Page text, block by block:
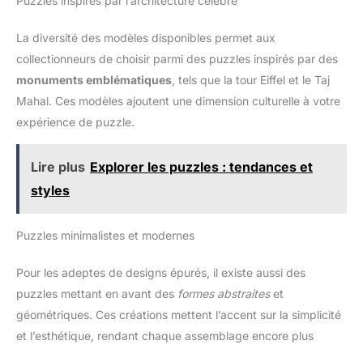
La diversité des modèles disponibles permet aux
collectionneurs de choisir parmi des puzzles inspirés par des
monuments emblématiques, tels que la tour Eiffel et le Taj
Mahal. Ces modèles ajoutent une dimension culturelle à votre
expérience de puzzle.
Lire plus Explorer les puzzles : tendances et
styles
Puzzles minimalistes et modernes
Pour les adeptes de designs épurés, il existe aussi des
puzzles mettant en avant des formes abstraiteset
géométriques. Ces créations mettent l’accent sur la simplicité
et l’esthétique, rendant chaque assemblage encore plus